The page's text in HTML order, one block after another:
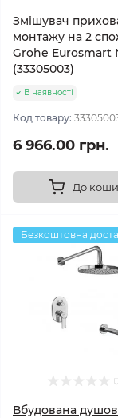
Змішувач
монтажу на 2
Grohe Eurosmart
(33305003)
В наявності
Код товару:
6 966.00 грн.
До
Безкоштовна
Вбудована